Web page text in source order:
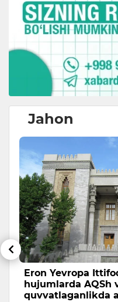
Jahon
Eron Yevropa
hujumlarda AQSh
quvvatlaganlikda